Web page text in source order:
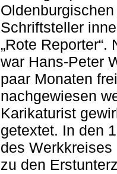
Schriftsteller
„Rote
war Hans-Peter
paar Monaten
nachgewiesen
Karikaturist
getextet. In den
des Werkkreises
zu den